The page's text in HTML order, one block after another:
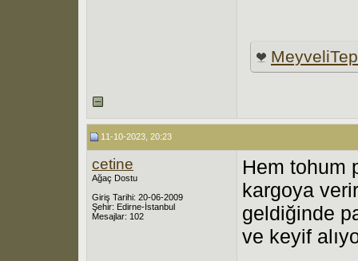
11-10-2023, 20:23
cetine
Ağaç Dostu
Giriş Tarihi: 20-06-2009
Şehir: Edirne-İstanbul
Mesajlar: 102
Hem tohum
kargoya
geldiğinde
ve keyif